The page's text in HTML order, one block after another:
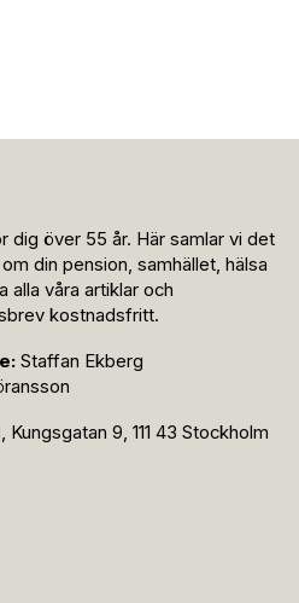
dig över 55 år. Här samlar vi det
din pension, samhället, hälsa
alla våra artiklar och
kostnadsfritt.
Staffan Ekberg
9, 111 43 Stockholm